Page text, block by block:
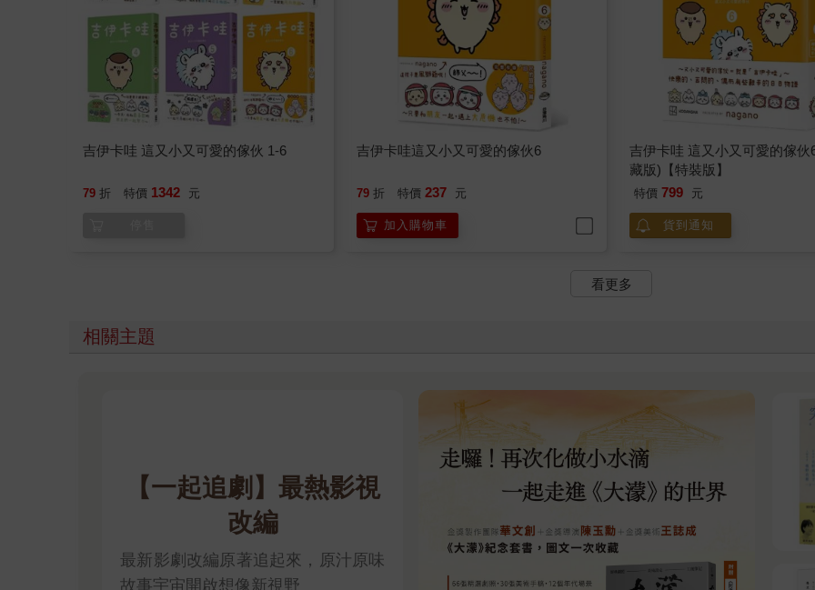
吉伊卡哇 這又小又可愛的傢伙 1-6
79 折 特價 1342 元
吉伊卡哇這又小又可愛的傢伙6
79 折 特價 237 元
加入購物車
吉伊卡哇 這又小又可愛的傢伙
藏版)【特裝版】
特價 799 元
貨到通知
看更多
相關主題
【一起追劇】最熱影視
改編
最新影劇改編原著追起來，原汁原味
故事宇宙開啟想像新視野